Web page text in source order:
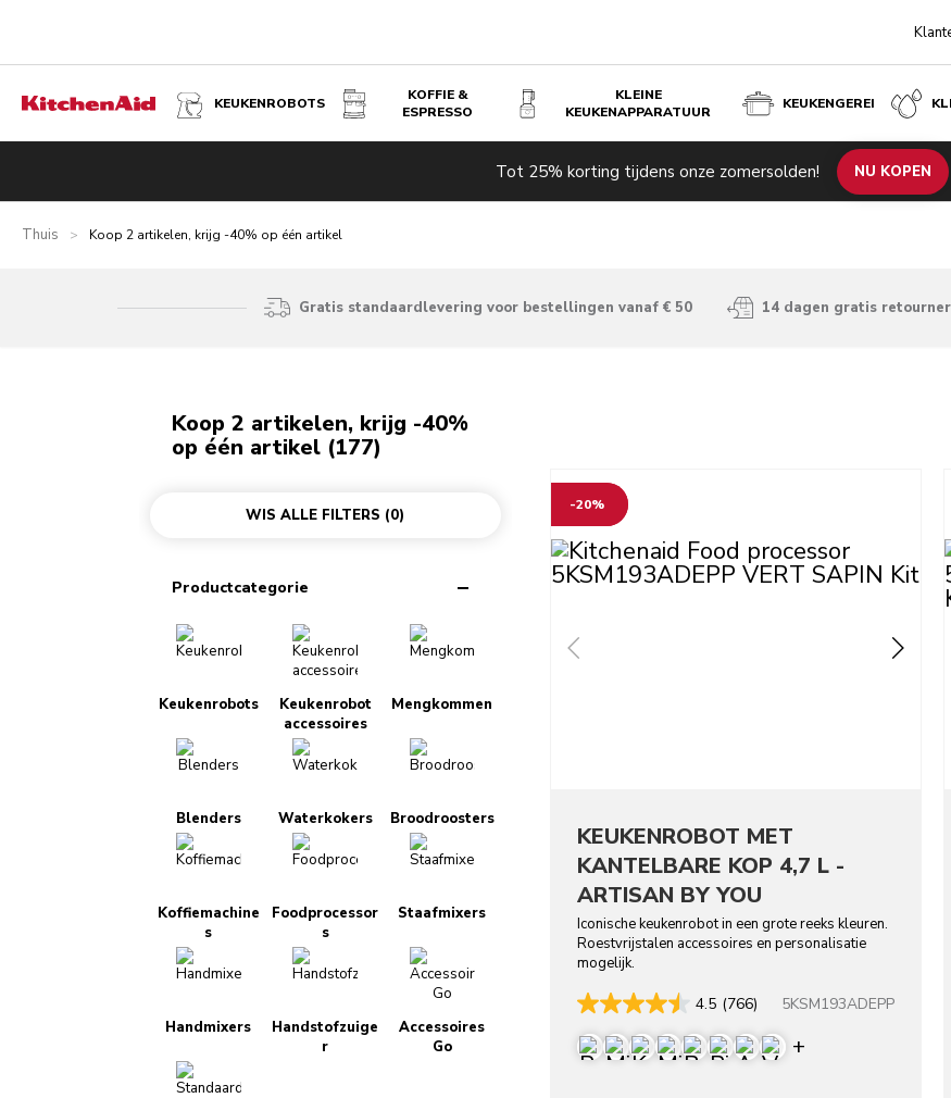
KEUKENROBOTS
KOFFIE &
ESPRESSO
KLEINE
KEUKENAPPARATUUR
KEUKENGEREI
Tot 25% korting tijdens onze zomersolden! NU KOPEN
Thuis > Koop 2 artikelen, krijg -40% op één artikel
Gratis standaardlevering voor bestellingen vanaf € 50 14 dagen gratis
Koop 2 artikelen, krijg -40%
op één artikel (177)
WIS ALLE FILTERS (0)
Productcategorie
Keukenrobots
Keukenrobot
accessoires
Mengkommen
Blenders Waterkokers Broodroosters
Koffiemachine
s
Foodprocessor
s
Staafmixers
Handmixers
Handstofzuige
r
Accessoires
Go
-20%
KEUKENROBOT MET
KANTELBARE KOP 4,7 L -
ARTISAN BY YOU
Iconische keukenrobot in een grote reeks kleuren.
Roestvrijstalen accessoires en personalisatie
mogelijk.
4.5 (766) 5KSM193ADEPP
Display more